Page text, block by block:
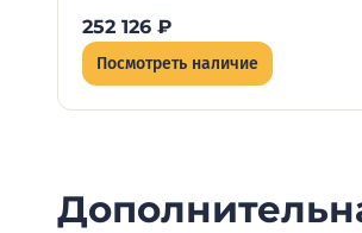
252 126 ₽
Посмотреть наличие